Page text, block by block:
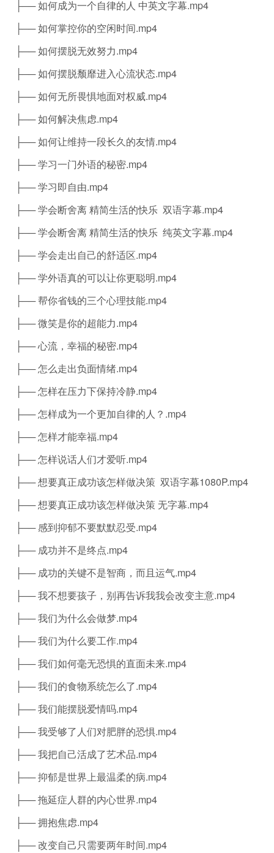
├── 如何成为一个自律的人 中英文字幕.mp4
├── 如何掌控你的空闲时间.mp4
├── 如何摆脱无效努力.mp4
├── 如何摆脱颓靡进入心流状态.mp4
├── 如何无所畏惧地面对权威.mp4
├── 如何解决焦虑.mp4
├── 如何让维持一段长久的友情.mp4
├── 学习一门外语的秘密.mp4
├── 学习即自由.mp4
├── 学会断舍离 精简生活的快乐 双语字幕.mp4
├── 学会断舍离 精简生活的快乐 纯英文字幕.mp4
├── 学会走出自己的舒适区.mp4
├── 学外语真的可以让你更聪明.mp4
├── 帮你省钱的三个心理技能.mp4
├── 微笑是你的超能力.mp4
├── 心流，幸福的秘密.mp4
├── 怎么走出负面情绪.mp4
├── 怎样在压力下保持冷静.mp4
├── 怎样成为一个更加自律的人？.mp4
├── 怎样才能幸福.mp4
├── 怎样说话人们才爱听.mp4
├── 想要真正成功该怎样做决策 双语字幕1080P.mp4
├── 想要真正成功该怎样做决策 无字幕.mp4
├── 感到抑郁不要默默忍受.mp4
├── 成功并不是终点.mp4
├── 成功的关键不是智商，而且运气.mp4
├── 我不想要孩子，别再告诉我我会改变主意.mp4
├── 我们为什么会做梦.mp4
├── 我们为什么要工作.mp4
├── 我们如何毫无恐惧的直面未来.mp4
├── 我们的食物系统怎么了.mp4
├── 我们能摆脱爱情吗.mp4
├── 我受够了人们对肥胖的恐惧.mp4
├── 我把自己活成了艺术品.mp4
├── 抑郁是世界上最温柔的病.mp4
├── 拖延症人群的内心世界.mp4
├── 拥抱焦虑.mp4
├── 改变自己只需要两年时间.mp4